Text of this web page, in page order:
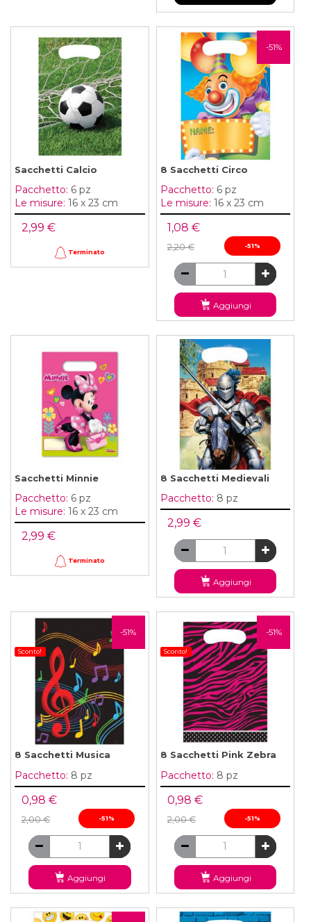
Sacchetti Calcio
Pacchetto: 6 pz
Le misure: 16 x 23 cm
2,99 €
Terminato
-51%
8 Sacchetti Circo
Pacchetto: 6 pz
Le misure: 16 x 23 cm
1,08 €
2,20 € -51%
Aggiungi
Sacchetti Minnie
Pacchetto: 6 pz
Le misure: 16 x 23 cm
2,99 €
Terminato
8 Sacchetti Medievali
Pacchetto: 8 pz
2,99 €
Aggiungi
-51%
Sconto!
8 Sacchetti Musica
Pacchetto: 8 pz
0,98 €
2,00 € -51%
Aggiungi
-51%
Sconto!
8 Sacchetti Pink Zebra
Pacchetto: 8 pz
0,98 €
2,00 € -51%
Aggiungi